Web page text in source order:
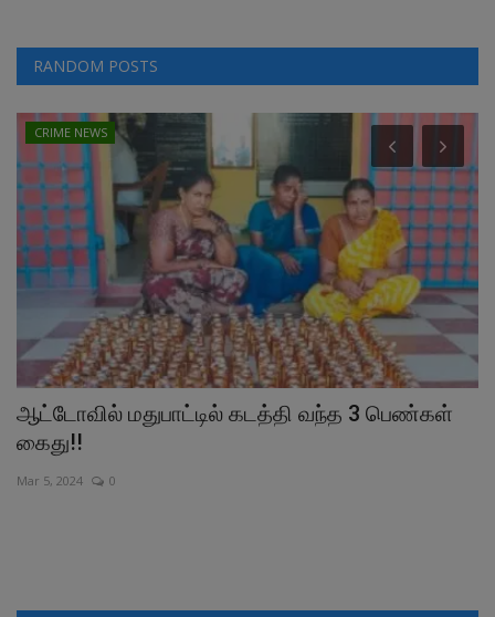
RANDOM POSTS
CRIME NEWS
ஆட்டோவில் மதுபாட்டில் கடத்தி வந்த 3 பெண்கள்
கைது!!
Mar 5, 2024 0